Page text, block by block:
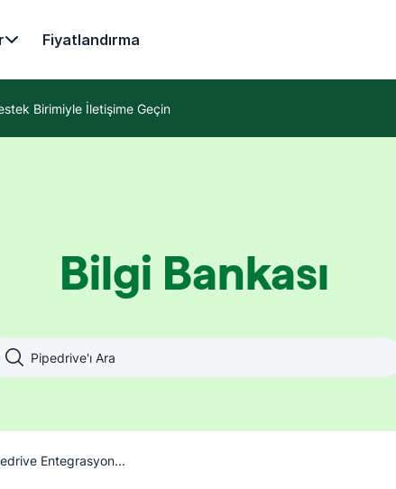
Fiyatlandırma
Birimiyle İletişime Geçin
Bilgi Bankası
Entegrasyon...